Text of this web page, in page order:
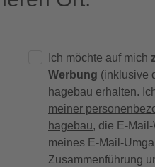
Ich möchte auf mich
Werbung (inklusive
hagebau erhalten.
meiner
hagebau, die E-
meines E-Mail-
Zusammenführung